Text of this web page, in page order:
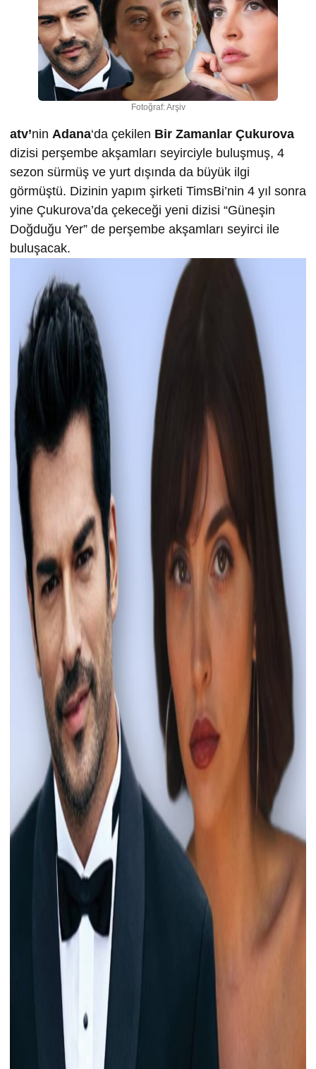
Fotoğraf: Arşiv
atv’nin Adana‘da çekilen Bir Zamanlar Çukurova
dizisi perşembe akşamları seyirciyle buluşmuş, 4
sezon sürmüş ve yurt dışında da büyük ilgi
görmüştü. Dizinin yapım şirketi TimsBi’nin 4 yıl sonra
yine Çukurova’da çekeceği yeni dizisi “Güneşin
Doğduğu Yer” de perşembe akşamları seyirci ile
buluşacak.